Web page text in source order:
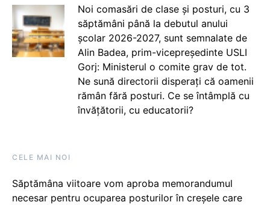
Noi comasări de clase și posturi, cu 3
săptămâni până la debutul anului
școlar 2026-2027, sunt semnalate de
Alin Badea, prim-vicepreședinte USLI
Gorj: Ministerul o comite grav de tot.
Ne sună directorii disperați că oamenii
rămân fără posturi. Ce se întâmplă cu
învățătorii, cu educatorii?
CELE MAI NOI
Săptămâna viitoare vom aproba memorandumul
necesar pentru ocuparea posturilor în creșele care